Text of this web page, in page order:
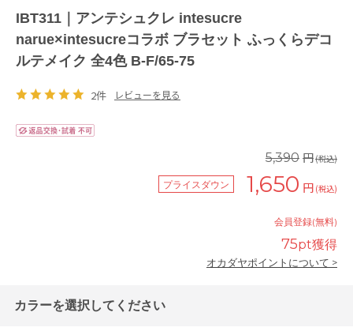
IBT311｜アンテシュクレ intesucre
narue×intesucreコラボ ブラセット ふっくらデコ
ルテメイク 全4色 B-F/65-75
2件 レビューを見る
5,390 円(税込)
プライスダウン 1,650 円 (税込)
会員登録(無料)
75pt獲得
オカダヤポイントについて >
カラーを選択してください